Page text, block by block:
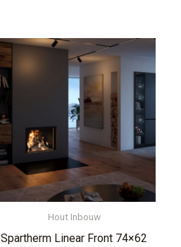
Hout Inbouw
Spartherm Linear Front 74×62